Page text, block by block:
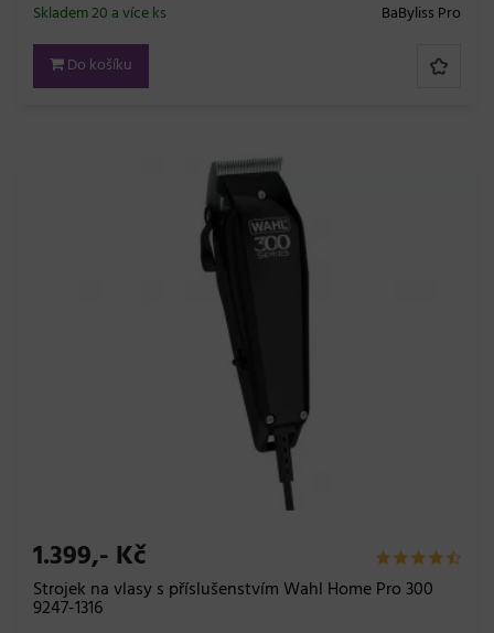
BaByliss Pro
Skladem 20 a více ks
Do košíku
1.399,- Kč
Strojek na vlasy s příslušenstvím Wahl Home Pro 300
9247-1316